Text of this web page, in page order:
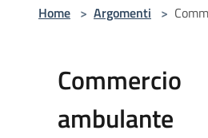
Home > Argomenti >
Commercio
ambulante